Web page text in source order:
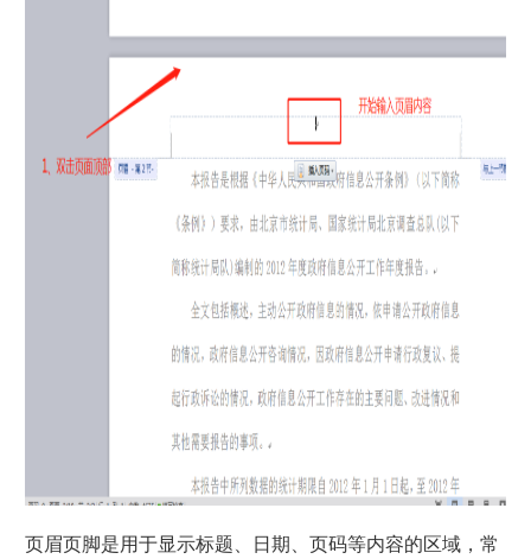
页眉页脚是用于显示标题、日期、页码等内容的区域，常